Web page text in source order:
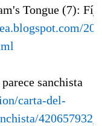
Tongue (7):
sanchista
carta-del-